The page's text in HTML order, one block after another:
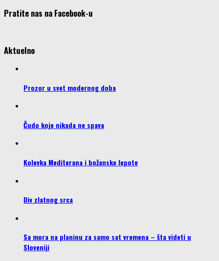
Pratite nas na Facebook-u
Aktuelno
Prozor u svet modernog doba
Čudo koje nikada ne spava
Kolevka Mediterana i božanske lepote
Div zlatnog srca
Sa mora na planinu za samo sat vremena – šta videti u
Sloveniji